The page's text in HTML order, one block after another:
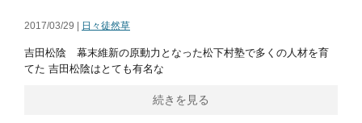
2017/03/29 | 日々徒然草
吉田松陰 幕末維新の原動力となった松下村塾で多くの人材を育
てた 吉田松陰はとても有名な
続きを見る